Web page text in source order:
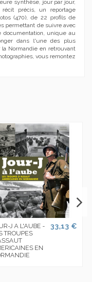
synthèse, jour par jour,
précis, un reportage
(470), de 22 profils de
permettant de suivre avec
documentation, unique au
dans l'une des plus
Normandie en retrouvant
vous remontez
J A L'AUBE -
TROUPES
EN
33,13 €